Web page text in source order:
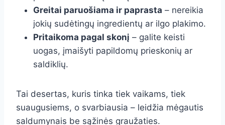
Greitai paruošiama ir paprasta – nereikia
jokių sudėtingų ingredientų ar ilgo plakimo.
Pritaikoma pagal skonį – galite keisti
uogas, įmaišyti papildomų prieskonių ar
saldiklių.
Tai desertas, kuris tinka tiek vaikams, tiek
suaugusiems, o svarbiausia – leidžia mėgautis
saldumynais be sąžinės graužaties.